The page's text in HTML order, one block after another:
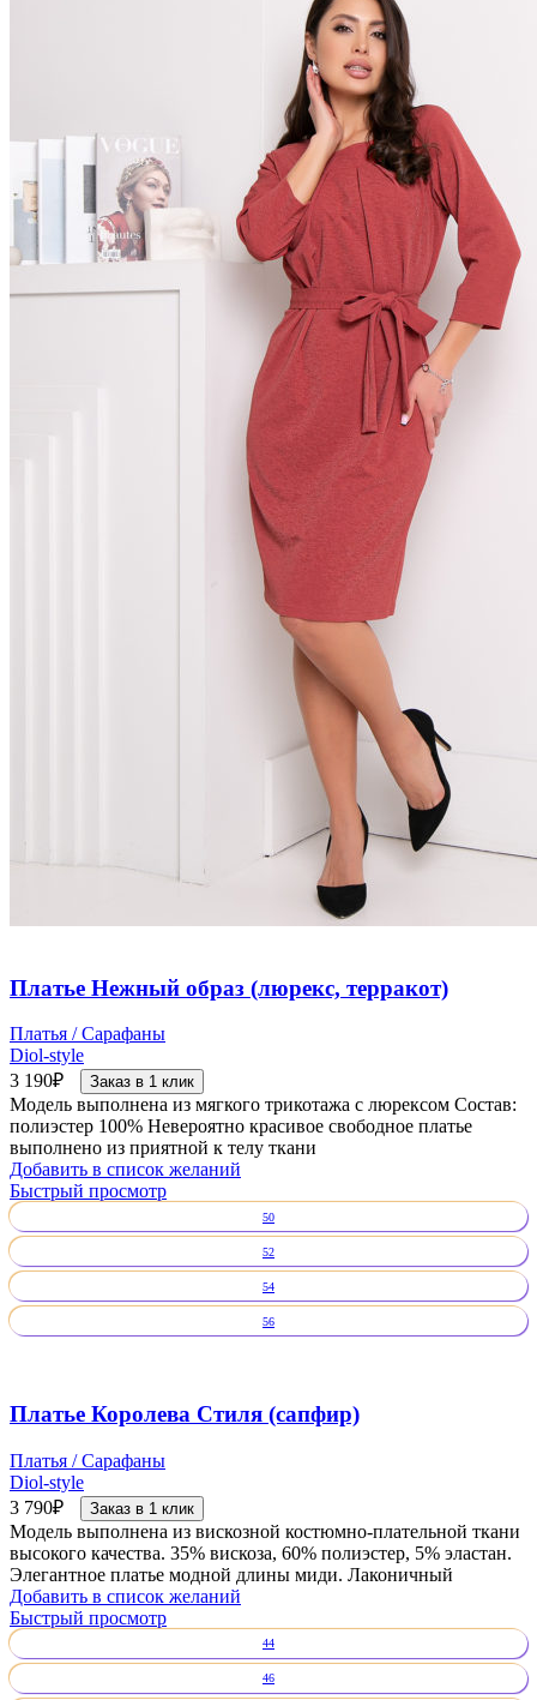
Платье Нежный образ (люрекс, терракот)
Платья / Сарафаны
Diol-style
3 190₽ Заказ в 1 клик
Модель выполнена из мягкого трикотажа с люрексом Состав:
полиэстер 100% Невероятно красивое свободное платье
выполнено из приятной к телу ткани
Добавить в список желаний
Быстрый просмотр
50
52
54
56
Платье Королева Стиля (сапфир)
Платья / Сарафаны
Diol-style
3 790₽ Заказ в 1 клик
Модель выполнена из вискозной костюмно-плательной ткани
высокого качества. 35% вискоза, 60% полиэстер, 5% эластан.
Элегантное платье модной длины миди. Лаконичный
Добавить в список желаний
Быстрый просмотр
44
46